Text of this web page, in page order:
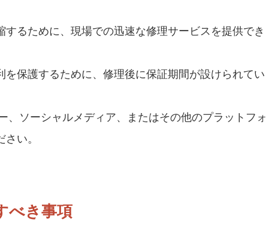
るために、現場での迅速な修理サービスを提供でき
保護するために、修理後に保証期間が設けられてい
、ソーシャルメディア、またはその他のプラットフォ
い。
べき事項